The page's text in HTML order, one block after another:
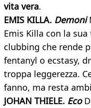
vita vera.
EMIS KILLA. Demoni
Emis Killa con la
clubbing che rende
fentanyl o ecstasy,
troppa leggerezza.
fanno, ma resta
JOHAN THIELE. Eco